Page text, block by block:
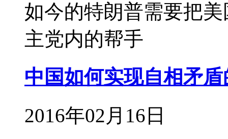
如今的特朗普需要把
主党内的帮手
中国如何实现自相矛
2016年02月16日